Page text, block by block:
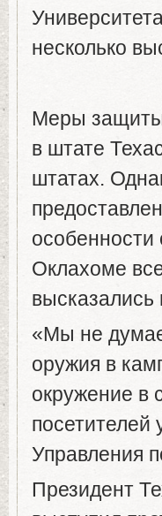
несколько
Меры
в штате
штатах.
особенности
Оклахоме
высказались
«Мы не
оружия в
окружение в
посетителей
Управления
Президент